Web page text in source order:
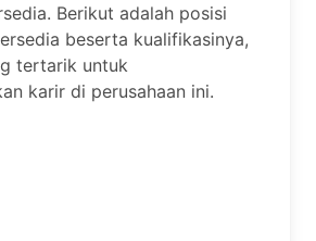
Berikut adalah posisi
beserta kualifikasinya,
tertarik untuk
karir di perusahaan ini.